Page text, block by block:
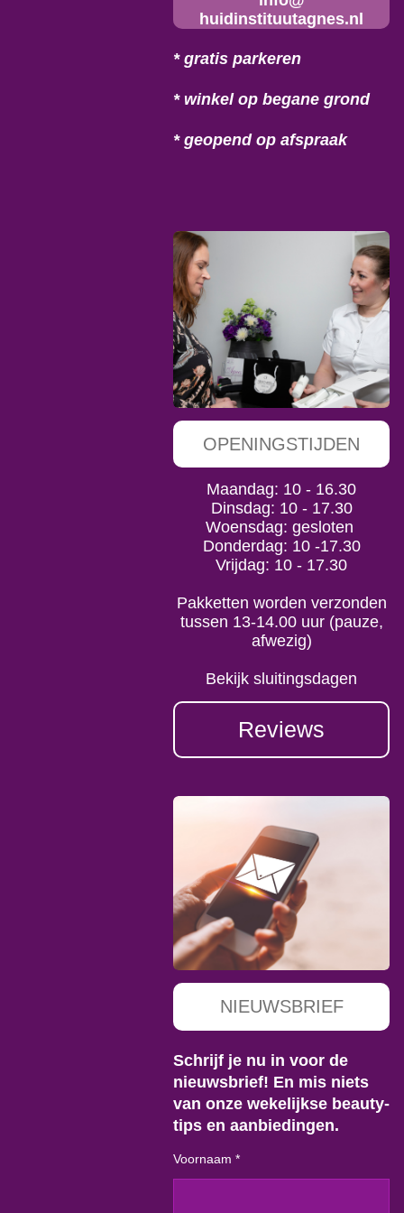
huidinstituutagnes.nl
* gratis parkeren
* winkel op begane grond
* geopend op afspraak
OPENINGSTIJDEN
Maandag: 10 - 16.30
Dinsdag: 10 - 17.30
Woensdag: gesloten
Donderdag: 10 -17.30
Vrijdag: 10 - 17.30
Pakketten worden verzonden
tussen 13-14.00 uur (pauze,
afwezig)
Bekijk sluitingsdagen
Reviews
NIEUWSBRIEF
Schrijf je nu in voor de
nieuwsbrief! En mis niets
van onze wekelijkse beauty-
tips en aanbiedingen.
Voornaam *